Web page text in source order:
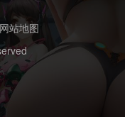
网站地图